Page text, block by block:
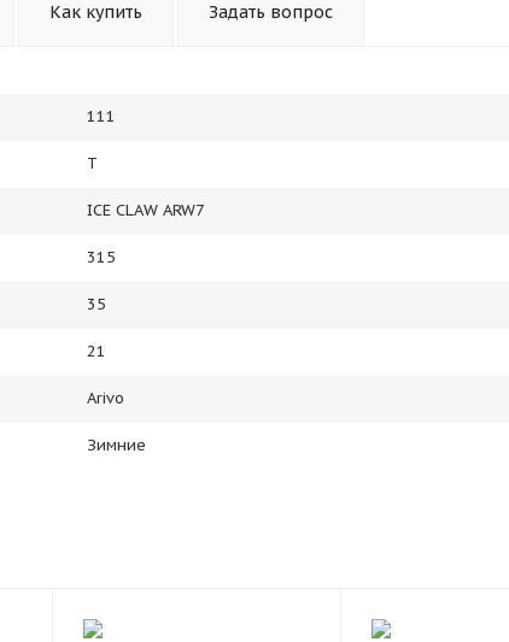
Как купить Задать вопрос
111
T
ICE CLAW ARW7
315
35
21
Arivo
Зимние
с вашей карты
% каждые 2 недели
Подробнее